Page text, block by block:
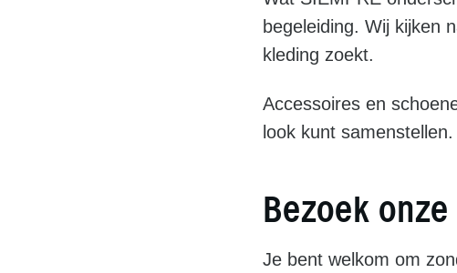
begeleiding. Wij kijken
kleding zoekt.
Accessoires en
look kunt samenstellen.
Bezoek
Je bent welkom om